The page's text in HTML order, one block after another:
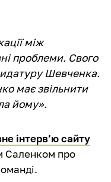
між
проблеми. Свого
Шевченка.
має звільнити
йому».
інтерв’ю сайту
Саленком про